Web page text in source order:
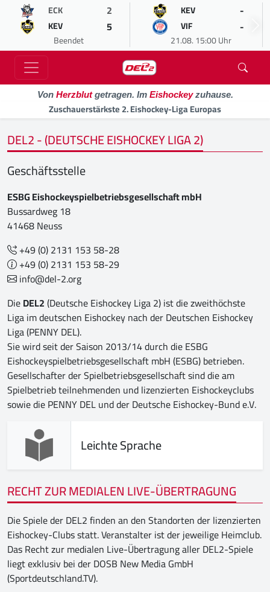
ECK 2
KEV 5
Beendet
KEV -
VIF -
21.08. 15:00 Uhr
Von Herzblutgetragen. Im Eishockeyzuhause.
Zuschauerstärkste 2. Eishockey-Liga Europas
DEL2 - (DEUTSCHE EISHOCKEY LIGA 2)
Geschäftsstelle
ESBG Eishockeyspielbetriebsgesellschaft mbH
Bussardweg 18
41468 Neuss
+49 (0) 2131 153 58-28
+49 (0) 2131 153 58-29
info@del-2.org
DieDEL2(Deutsche Eishockey Liga 2) ist die zweithöchste
Liga im deutschen Eishockey nach der Deutschen Eishockey
Liga (PENNY DEL).
Sie wird seit der Saison 2013/14 durch die ESBG
Eishockeyspielbetriebsgesellschaft mbH (ESBG) betrieben.
Gesellschafter der Spielbetriebsgesellschaft sind die am
Spielbetrieb teilnehmenden und lizenzierten Eishockeyclubs
sowie die PENNY DEL und der Deutsche Eishockey-Bund e.V.
Leichte Sprache
RECHT ZUR MEDIALEN LIVE-ÜBERTRAGUNG
Die Spiele der DEL2 finden an den Standorten der lizenzierten
Eishockey-Clubs statt. Veranstalter ist der jeweilige Heimclub.
Das Recht zur medialen Live-Übertragung aller DEL2-Spiele
liegt exklusiv bei der DOSB New Media GmbH
(Sportdeutschland.TV).